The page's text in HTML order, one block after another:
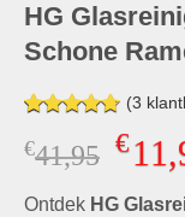
HG
Schone
Gewaardeerd
4.67op 5
gebaseerd
waarderingen
(3
€41,95
was:
€
Ontdek HG